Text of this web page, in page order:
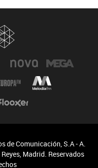
de Comunicación, S.A - A.
Madrid. Reservados